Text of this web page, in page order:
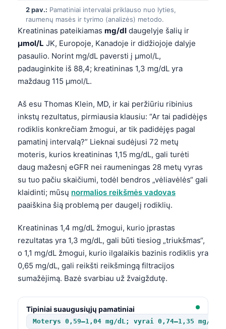
2 pav.: Pamatiniai intervalai priklauso nuo lyties,
raumenų masės ir tyrimo (analizės) metodo.
Kreatininas pateikiamas mg/dl daugelyje šalių ir
µmol/L JK, Europoje, Kanadoje ir didžiojoje dalyje
pasaulio. Norint mg/dL paversti į µmol/L,
padauginkite iš 88,4; kreatininas 1,3 mg/dL yra
maždaug 115 µmol/L.
Aš esu Thomas Klein, MD, ir kai peržiūriu ribinius
inkstų rezultatus, pirmiausia klausiu: “Ar tai padidėjęs
rodiklis konkrečiam žmogui, ar tik padidėjęs pagal
pamatinį intervalą?” Lieknai sudėjusi 72 metų
moteris, kurios kreatininas 1,15 mg/dL, gali turėti
daug mažesnį eGFR nei raumeningas 28 metų vyras
su tuo pačiu skaičiumi, todėl bendros „vėliavėlės“ gali
klaidinti; mūsų normalios reikšmės vadovas
paaiškina šią problemą per daugelį rodiklių.
Kreatininas 1,4 mg/dL žmogui, kurio įprastas
rezultatas yra 1,3 mg/dL, gali būti tiesiog „triukšmas“,
o 1,1 mg/dL žmogui, kurio ilgalaikis bazinis rodiklis yra
0,65 mg/dL, gali reikšti reikšmingą filtracijos
sumažėjimą. Bazė svarbiau už žvaigždutę.
Tipiniai suaugusiųjų pamatiniai
Moterys 0,59–1,04 mg/dL; vyrai 0,74–1,35 mg/dL